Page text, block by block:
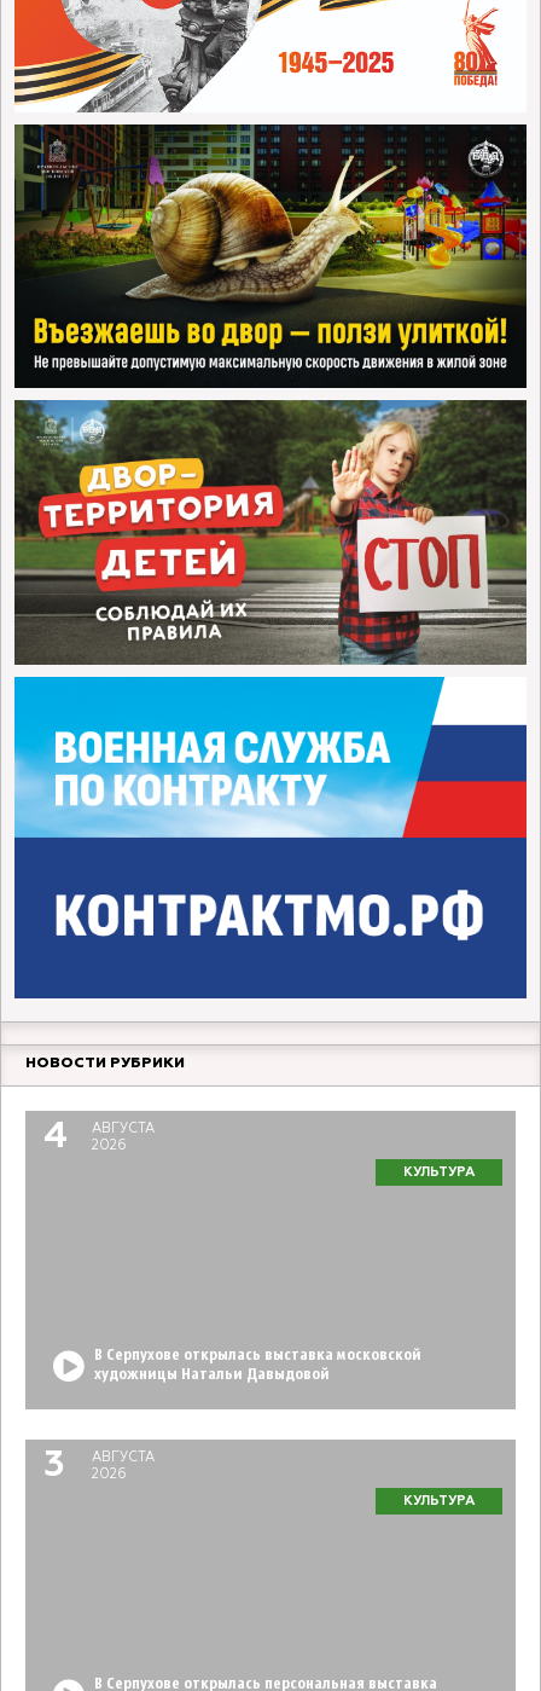
НОВОСТИ РУБРИКИ
4
АВГУСТА
2026
КУЛЬТУРА
В Серпухове открылась выставка московской
художницы Натальи Давыдовой
3
АВГУСТА
2026
КУЛЬТУРА
В Серпухове открылась персональная выставка